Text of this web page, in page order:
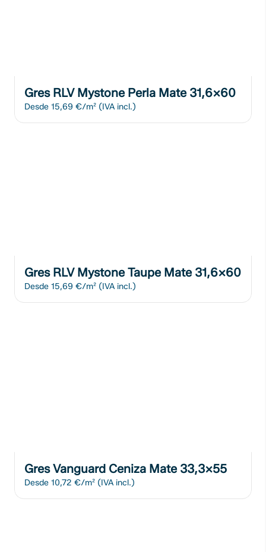
Gres RLV Mystone Perla Mate 31,6x60
Desde 15,69 €/m² (IVA incl.)
Gres RLV Mystone Taupe Mate 31,6x60
Desde 15,69 €/m² (IVA incl.)
Gres Vanguard Ceniza Mate 33,3x55
Desde 10,72 €/m² (IVA incl.)